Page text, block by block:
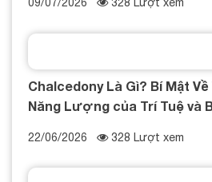
Chalcedony Là Gì? Bí Mật
Năng Lượng của Trí Tuệ và
22/06/2026 328 Lượt xem